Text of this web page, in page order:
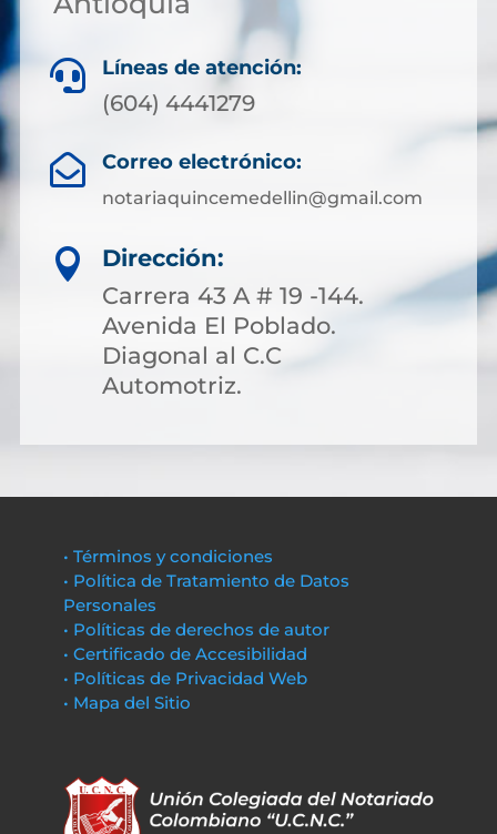
 Líneas de atención:
(604) 4441279
 Correo electrónico:
notariaquincemedellin@gmail.com

Dirección:
Carrera 43 A # 19 -144.
Avenida El Poblado.
Diagonal al C.C
Automotriz.
• Términos y condiciones
• Política de Tratamiento de Datos
Personales
• Políticas de derechos de autor
• Certificado de Accesibilidad
• Políticas de Privacidad Web
• Mapa del Sitio